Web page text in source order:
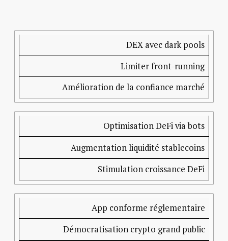
Innovation
Objectif
Impact
régulation
DEX avec dark pools
Limiter front-running
Amélioration de la confiance marché
Optimisation DeFi via bots
Augmentation liquidité stablecoins
Stimulation croissance DeFi
App conforme réglementaire
Démocratisation crypto grand public